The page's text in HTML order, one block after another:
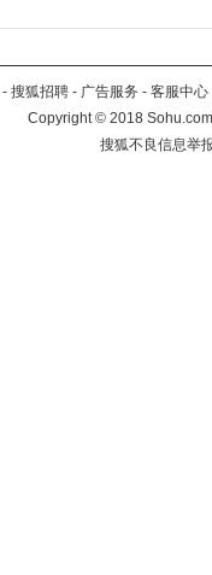
- 搜狐招聘 - 广告服务 - 客服中心
Copyright©2018
搜狐不良信息举